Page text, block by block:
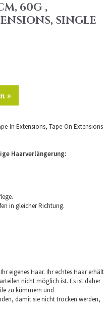
60G ,
SINGLE
»
In Extensions, Tape-On Extensions
Haarverlängerung:
in gleicher Richtung.
eigenes Haar. Ihr echtes Haar erhält
nicht möglich ist. Es ist daher
zu kümmern und
damit sie nicht trocken werden,